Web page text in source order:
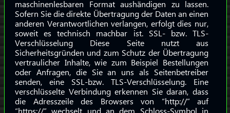
maschinenlesbaren Format aushändigen zu lassen.
Sofern Sie die direkte Übertragung der Daten an einen
anderen Verantwortlichen verlangen, erfolgt dies nur,
soweit es technisch machbar ist. SSL- bzw. TLS-
Verschlüsselung Diese Seite nutzt aus
Sicherheitsgründen und zum Schutz der Übertragung
vertraulicher Inhalte, wie zum Beispiel Bestellungen
oder Anfragen, die Sie an uns als Seitenbetreiber
senden, eine SSL-bzw. TLS-Verschlüsselung. Eine
verschlüsselte Verbindung erkennen Sie daran, dass
die Adresszeile des Browsers von “http://” auf